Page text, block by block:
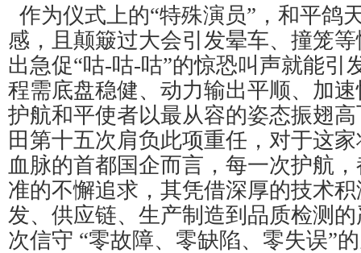
作为仪式上的“特殊演员”，和平鸽
感，且颠簸过大会引发晕车、撞笼
出急促“咕-咕-咕”的惊恐叫声就能引
程需底盘稳健、动力输出平顺、加
护航和平使者以最从容的姿态振翅
田第十五次肩负此项重任，对于这
血脉的首都国企而言，每一次护航
准的不懈追求，其凭借深厚的技术
发、供应链、生产制造到品质检测
次信守 “零故障、零缺陷、零失误”